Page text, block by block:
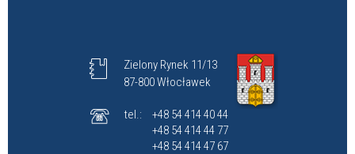
Zielony Rynek 11/13
87-800 Włocławek
tel.:
+48 54 414 40 44
+48 54 414 44 77
+48 54 414 47 67